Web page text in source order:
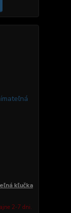
kľučka
2-7 dni.